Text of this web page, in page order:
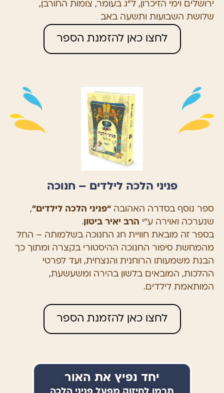
ירושלים וימי הזיכרון, ל”ג בעומר, צומות החורבן,
שלושת השבועות ותשעה באב
לחצו כאן להזמנת הספר
פניני הלכה לילדים – חנוכה
ספר נוסף בסדרה האהובה “פניני הלכה לילדים”,
שנערכה ואוירה ע”י הרב יאיר ביטון .
בספר זה מובאת חוויית חג החנוכה בשלמותה – החל
מהמחשת סיפור החנוכה ההיסטורי בקצרה ומתוך כך
הבנת משמעותו הרוחנית והנצחית, ועד לפרטי
ההלכות, המובאים בלשון בהירה ומשעשעת,
המותאמת לילדים.
לחצו כאן להזמנת הספר
יחד נפיץ את האור